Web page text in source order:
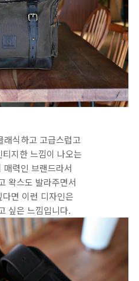
래식하고 고급스럽고
지한 느낌이 나오는
매력인 브랜드라서
왁스도 발라주면서
면 이런 디자인은
싶은 느낌입니다.